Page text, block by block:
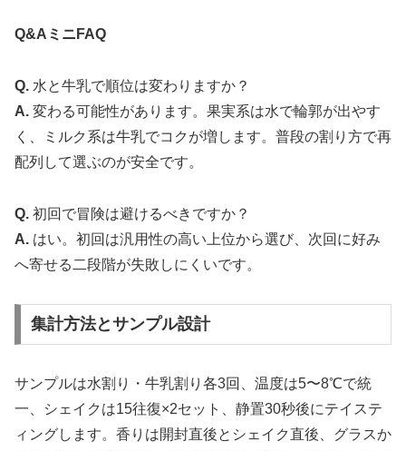
Q&AミニFAQ
Q. 水と牛乳で順位は変わりますか？
A. 変わる可能性があります。果実系は水で輪郭が出やす
く、ミルク系は牛乳でコクが増します。普段の割り方で再
配列して選ぶのが安全です。
Q. 初回で冒険は避けるべきですか？
A. はい。初回は汎用性の高い上位から選び、次回に好み
へ寄せる二段階が失敗しにくいです。
集計方法とサンプル設計
サンプルは水割り・牛乳割り各3回、温度は5〜8℃で統
一、シェイクは15往復×2セット、静置30秒後にテイステ
ィングします。香りは開封直後とシェイク直後、グラスか